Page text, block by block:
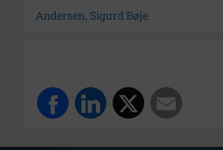
Andersen, Sigurd Bøje